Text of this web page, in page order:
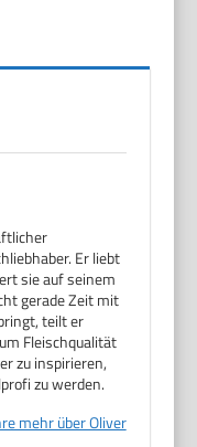
Er liebt
sie auf seinem
gerade Zeit mit
teilt er
Fleischqualität
zu inspirieren,
zu werden.
mehr über Oliver